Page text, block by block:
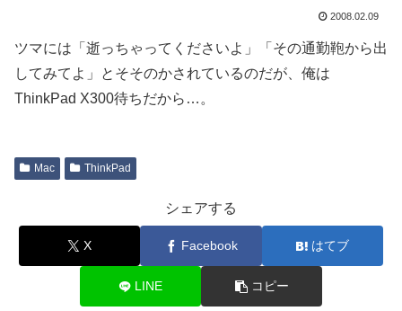
2008.02.09
ツマには「逝っちゃってくださいよ」「その通勤鞄から出
してみてよ」とそそのかされているのだが、俺は
ThinkPad X300待ちだから…。
Mac ThinkPad
シェアする
X Facebook はてブ
LINE コピー